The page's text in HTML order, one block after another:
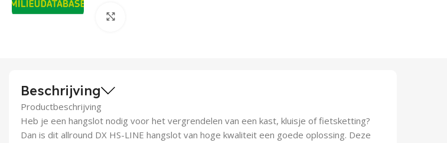
Beschrijving
Productbeschrijving
Heb je een hangslot nodig voor het vergrendelen van een kast, kluisje of fietsketting?
Dan is dit allround DX HS-LINE hangslot van hoge kwaliteit een goede oplossing. Deze